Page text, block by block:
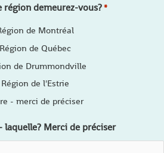
région demeurez-vous?*
de Montréal
Région de Québec
de Drummondville
Région de l'Estrie
- merci de préciser
laquelle? Merci de préciser